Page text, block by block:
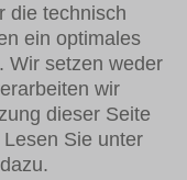
Termin.
die technisch
ein optimales
Wir setzen weder
wir
dieser Seite
Sie unter